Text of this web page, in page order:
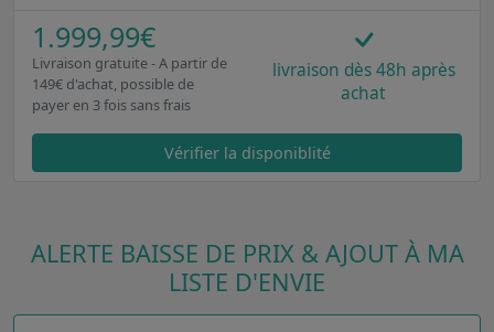
1.999,99€
Livraison gratuite - A partir de
149€ d'achat, possible de
payer en 3 fois sans frais
livraison dès 48h après
achat
Vérifier la disponiblité
ALERTE BAISSE DE PRIX & AJOUT À MA
LISTE D'ENVIE